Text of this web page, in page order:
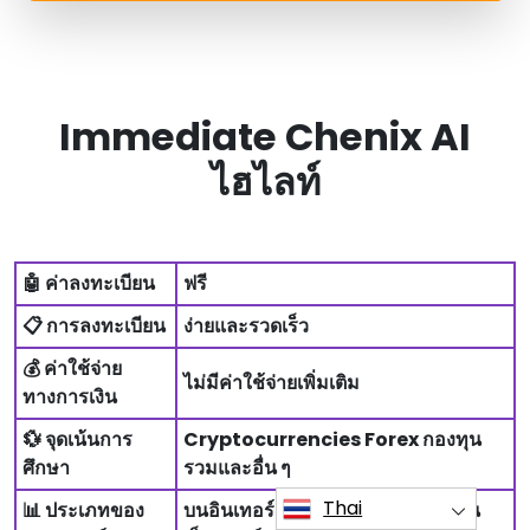
Immediate Chenix AI
ไฮไลท์
🤖 ค่าลงทะเบียน
ฟรี
📋 การลงทะเบียน
ง่ายและรวดเร็ว
💰 ค่าใช้จ่าย
ทางการเงิน
ไม่มีค่าใช้จ่ายเพิ่มเติม
💱 จุดเน้นการ
ศึกษา
Cryptocurrencies Forex กองทุน
รวมและอื่น ๆ
📊 ประเภทของ
บนอินเทอร์เน็ตสามารถเข้าถึงได้ผ่าน
Thai